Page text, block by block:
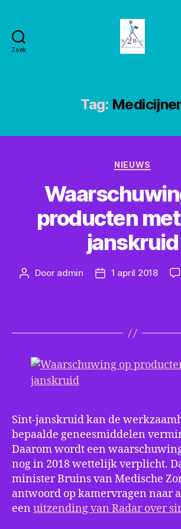
Zoek
Tag:
NIEUWS
producten
janskruid
Berichtauteur
Door admin Berichtdatum
1 april 2018
Sint-janskruid kan de
bepaalde geneesmiddelen
Daarom wordt een
nog in 2018 wettelijk verplicht.
minister Bruins van Medische
antwoord op kamervragen naar
een uitzending van Radar over